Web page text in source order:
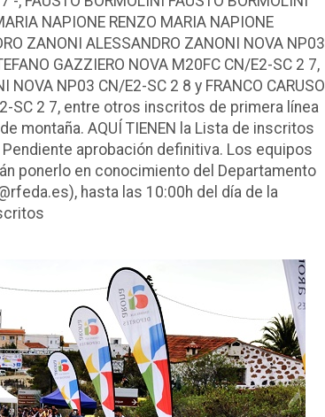
NAPIONE RENZO MARIA NAPIONE
ZANONI ALESSANDRO ZANONI NOVA NP03
GAZZIERO NOVA M20FC CN/E2-SC 2 7,
NOVA NP03 CN/E2-SC 2 8 y FRANCO CARUSO
SC 2 7, entre otros inscritos de primera línea
montaña. AQUÍ TIENEN la Lista de inscritos
aprobación definitiva. Los equipos
ponerlo en conocimiento del Departamento
hasta las 10:00h del día de la